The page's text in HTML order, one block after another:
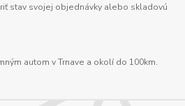
stav svojej objednávky alebo skladovú
autom v Trnave a okolí do 100km.